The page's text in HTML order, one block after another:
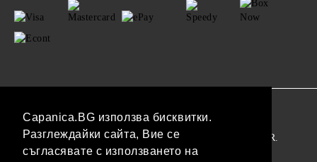
Capanica.BG използва бисквитки.
Разглеждайки сайта, Вие се
съгласявате с използването на
Нашият онлайн магазин е 100% съобразен с GDPR.